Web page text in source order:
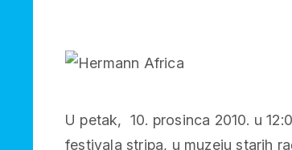
U petak, 10. prosinca 2010. u
festivala stripa, u muzeju starih